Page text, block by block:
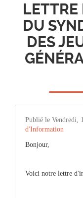
DU
DES
Publié le Vendredi,
d'Information
Bonjour,
Voici notre lettre